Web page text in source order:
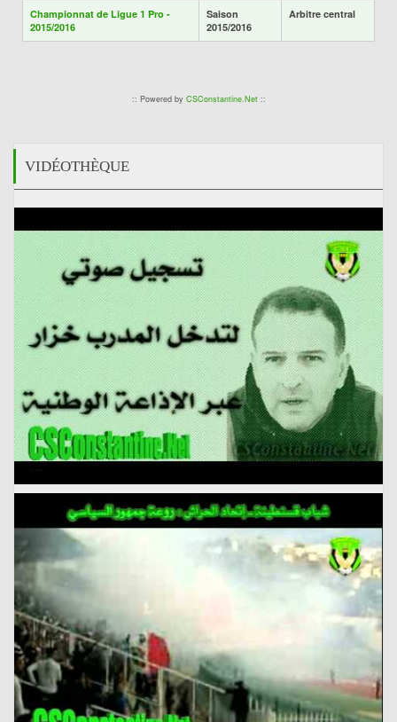
Championnat de Ligue 1 Pro -
2015/2016
Saison
2015/2016
Arbitre central
:: Powered by CSConstantine.Net::
VIDÉOTHÈQUE